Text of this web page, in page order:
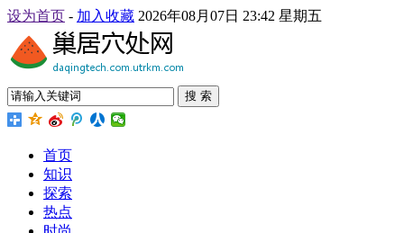
设为首页 - 加入收藏 2026年08月07日 23:42 星期五
搜 索
首页
知识
探索
热点